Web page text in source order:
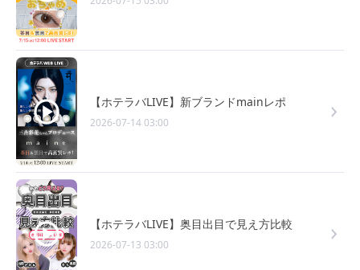
【ホテラバLIVE】新ブランドmainレポ
2026-07-14 03:00
【ホテラバLIVE】奥目出目で見え方比較
2026-07-13 03:00